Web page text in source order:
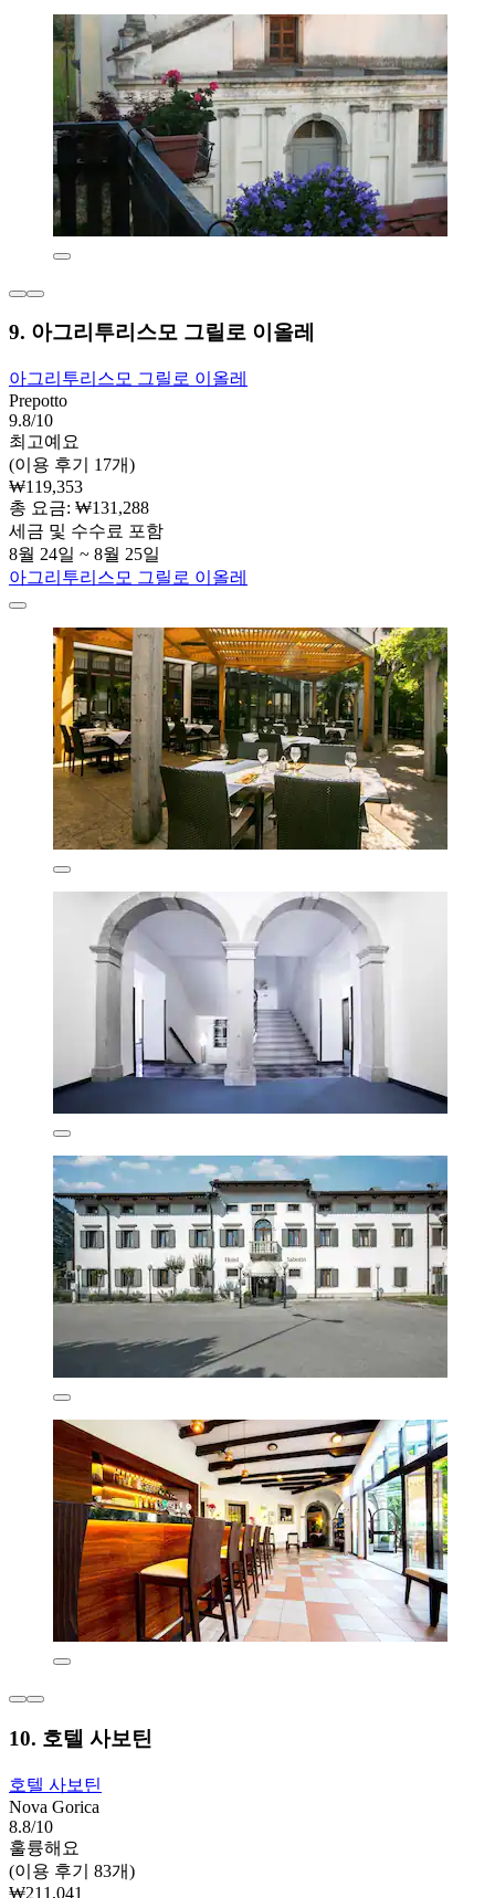
9. 아그리투리스모 그릴로 이올레
아그리투리스모 그릴로 이올레
Prepotto
9.8/10
최고예요
(이용 후기 17개)
₩119,353
총 요금: ₩131,288
세금 및 수수료 포함
8월 24일 ~ 8월 25일
아그리투리스모 그릴로 이올레
10. 호텔 사보틴
호텔 사보틴
Nova Gorica
8.8/10
훌륭해요
(이용 후기 83개)
₩211,041